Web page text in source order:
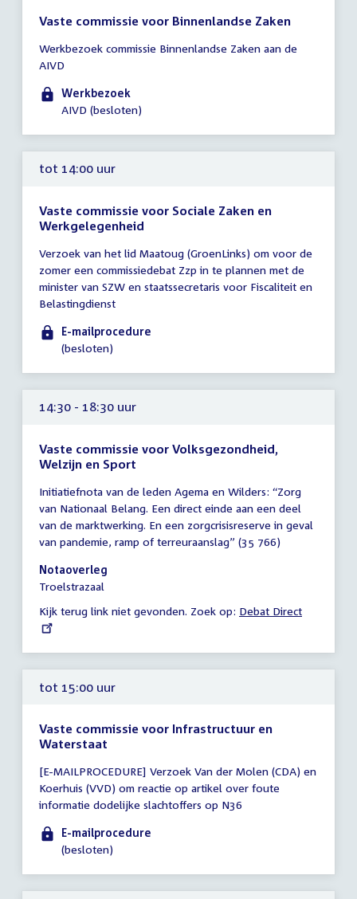
Vaste commissie voor Binnenlandse Zaken
vergadering
13:00
16:00
Werkbezoek commissie Binnenlandse Zaken aan de
AIVD
Werkbezoek
AIVD (besloten)
tot 14:00 uur
Vaste commissie voor Sociale Zaken en
Werkgelegenheid
vergadering
tot
14:00
uur
Verzoek van het lid Maatoug (GroenLinks) om voor de
zomer een commissiedebat Zzp in te plannen met de
minister van SZW en staatssecretaris voor Fiscaliteit en
Belastingdienst
E-mailprocedure
(besloten)
14:30 - 18:30 uur
Vaste commissie voor Volksgezondheid,
Welzijn en Sport
vergadering
14:30
-
18:30
uur
Initiatiefnota van de leden Agema en Wilders: “Zorg
van Nationaal Belang. Een direct einde aan een deel
van de marktwerking. En een zorgcrisisreserve in geval
van pandemie, ramp of terreuraanslag” (35 766)
Notaoverleg
Troelstrazaal
Kijk terug link niet gevonden. Zoek op: External
Debat Direct
tot 15:00 uur
Vaste commissie voor Infrastructuur en
Waterstaat
vergadering
tot
15:00
uur
[E-MAILPROCEDURE] Verzoek Van der Molen (CDA) en
Koerhuis (VVD) om reactie op artikel over foute
informatie dodelijke slachtoffers op N36
E-mailprocedure
(besloten)